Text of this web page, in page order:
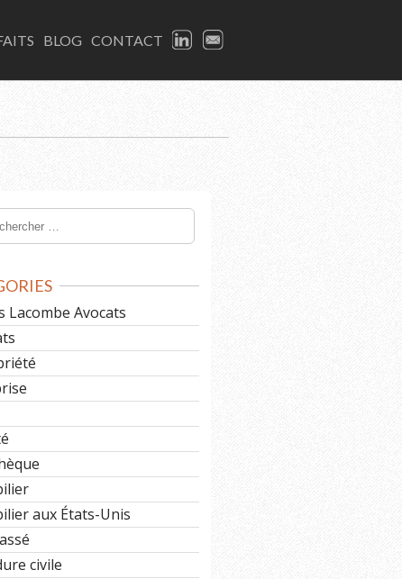
BLOG CONTACT
LINKEDIN
Lacombe Avocats
aux États-Unis
civile